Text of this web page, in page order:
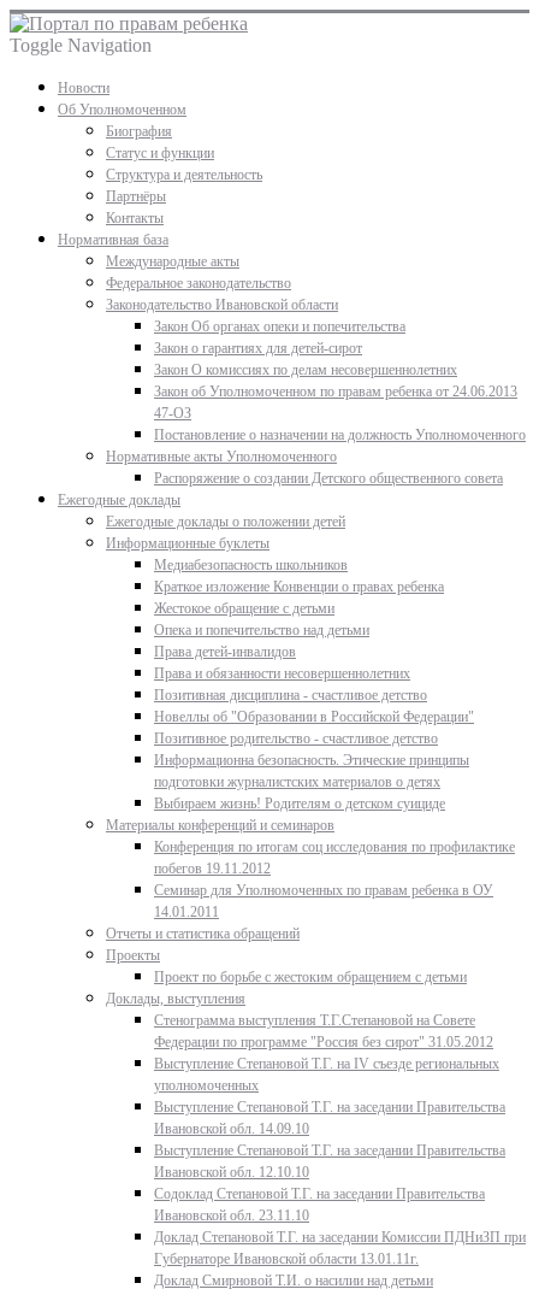
Toggle Navigation
Новости
Об Уполномоченном
Биография
Статус и функции
Структура и деятельность
Партнёры
Контакты
Нормативная база
Международные акты
Федеральное законодательство
Законодательство Ивановской области
Закон Об органах опеки и попечительства
Закон о гарантиях для детей-сирот
Закон О комиссиях по делам несовершеннолетних
Закон об Уполномоченном по правам ребенка от 24.06.2013
47-ОЗ
Постановление о назначении на должность Уполномоченного
Нормативные акты Уполномоченного
Распоряжение о создании Детского общественного совета
Ежегодные доклады
Ежегодные доклады о положении детей
Информационные буклеты
Медиабезопасность школьников
Краткое изложение Конвенции о правах ребенка
Жестокое обращение с детьми
Опека и попечительство над детьми
Права детей-инвалидов
Права и обязанности несовершеннолетних
Позитивная дисциплина - счастливое детство
Новеллы об "Образовании в Российской Федерации"
Позитивное родительство - счастливое детство
Информационна безопасность. Этические принципы
подготовки журналистских материалов о детях
Выбираем жизнь! Родителям о детском суициде
Материалы конференций и семинаров
Конференция по итогам соц исследования по профилактике
побегов 19.11.2012
Семинар для Уполномоченных по правам ребенка в ОУ
14.01.2011
Отчеты и статистика обращений
Проекты
Проект по борьбе с жестоким обращением с детьми
Доклады, выступления
Стенограмма выступления Т.Г.Степановой на Совете
Федерации по программе "Россия без сирот" 31.05.2012
Выступление Степановой Т.Г. на IV съезде региональных
уполномоченных
Выступление Степановой Т.Г. на заседании Правительства
Ивановской обл. 14.09.10
Выступление Степановой Т.Г. на заседании Правительства
Ивановской обл. 12.10.10
Содоклад Степановой Т.Г. на заседании Правительства
Ивановской обл. 23.11.10
Доклад Степановой Т.Г. на заседании Комиссии ПДНиЗП при
Губернаторе Ивановской области 13.01.11г.
Доклад Смирновой Т.И. о насилии над детьми